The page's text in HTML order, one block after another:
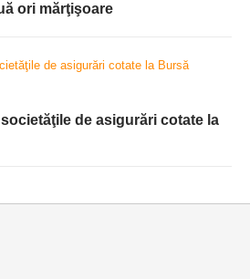
ori mărţişoare
de asigurări cotate la